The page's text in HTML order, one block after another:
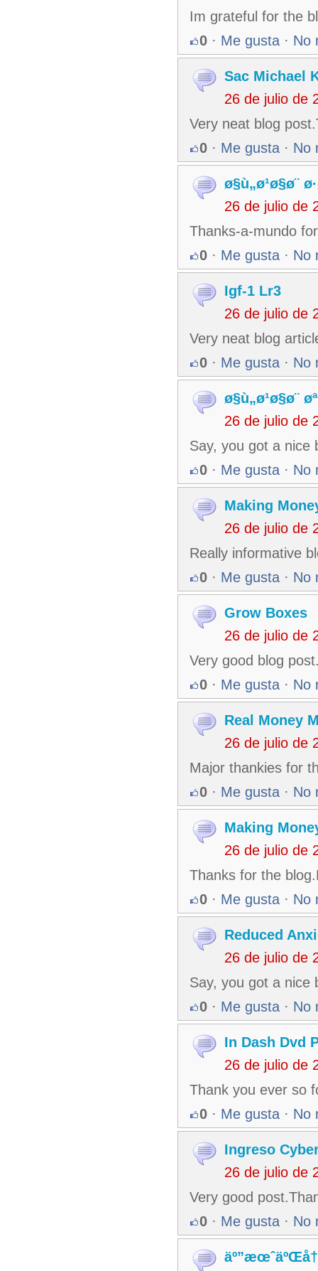
Im grateful for the
0 · Me gusta · No
Sac Michael
26 de julio de
Very neat blog
0 · Me gusta · No
ø§ù„ø¹ø§ø¨
26 de julio de
Thanks-a-mundo
0 · Me gusta · No
Igf-1 Lr3
26 de julio de
Very neat blog
0 · Me gusta · No
ø§ù„ø¹ø§ø¨
26 de julio de
Say, you got a nice
0 · Me gusta · No
Making
26 de julio de
Really informative
0 · Me gusta · No
Grow Boxes
26 de julio de
Very good blog
0 · Me gusta · No
Real Money
26 de julio de
Major thankies for
0 · Me gusta · No
Making
26 de julio de
Thanks for the
0 · Me gusta · No
Reduced
26 de julio de
Say, you got a nice
0 · Me gusta · No
In Dash Dvd
26 de julio de
Thank you ever so
0 · Me gusta · No
Ingreso
26 de julio de
Very good
0 · Me gusta · No